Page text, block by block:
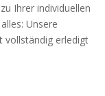
Ihrer individuellen
Unsere
vollständig erledigt